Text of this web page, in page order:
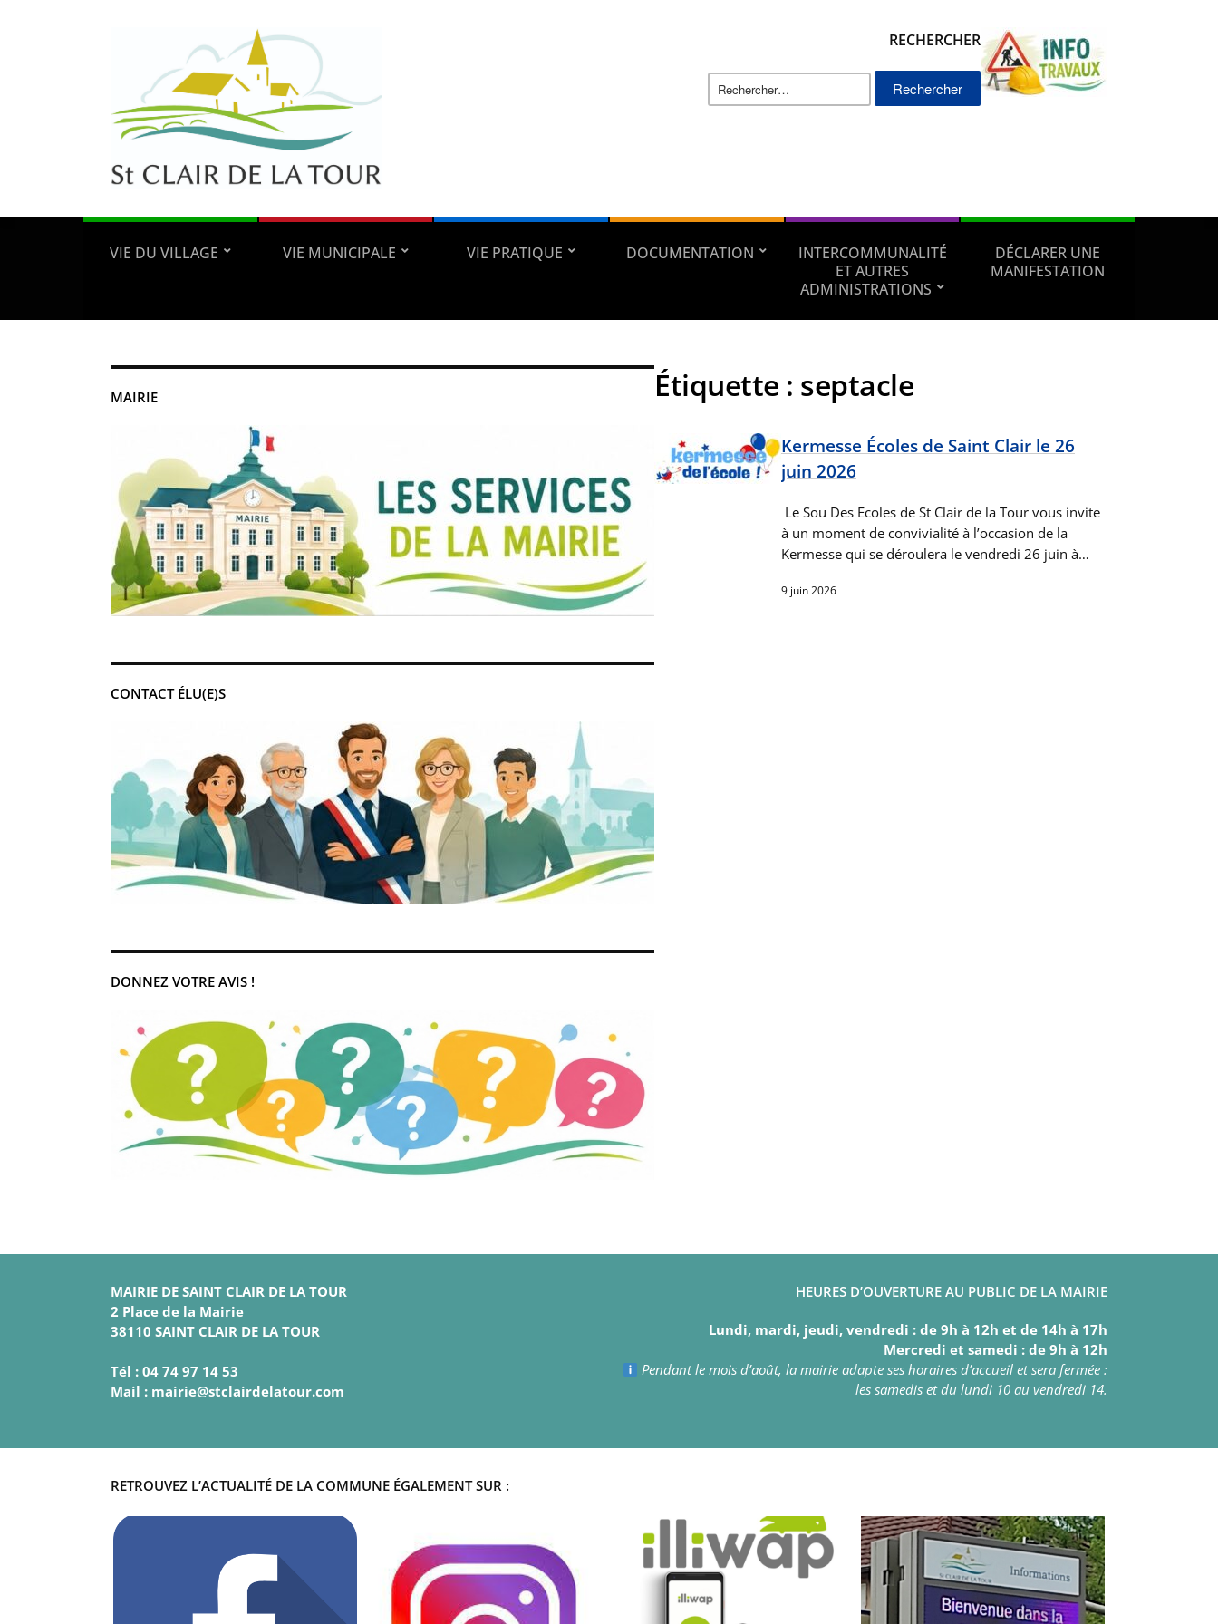
RECHERCHER
Rechercher :
VIE DU VILLAGE VIE MUNICIPALE VIE PRATIQUE DOCUMENTATION
INTERCOMMUNALITÉ
ET AUTRES
ADMINISTRATIONS
DÉCLARER UNE
MANIFESTATION
MAIRIE
CONTACT ÉLU(E)S
DONNEZ VOTRE AVIS !
Étiquette : septacle
Kermesse Écoles de Saint Clair le 26
juin 2026
Le Sou Des Ecoles de St Clair de la Tour vous invite
à un moment de convivialité à l’occasion de la
Kermesse qui se déroulera le vendredi 26 juin à…
9 juin 2026
MAIRIE DE SAINT CLAIR DE LA TOUR
2 Place de la Mairie
38110 SAINT CLAIR DE LA TOUR
Tél : 04 74 97 14 53
Mail : mairie@stclairdelatour.com
HEURES D’OUVERTURE AU PUBLIC DE LA MAIRIE
Lundi, mardi, jeudi, vendredi : de 9h à 12h et de 14h à 17h
Mercredi et samedi : de 9h à 12h
Pendant le mois d’août, la mairie adapte ses horaires d’accueil et sera fermée :
les samedis et du lundi 10 au vendredi 14.
RETROUVEZ L’ACTUALITÉ DE LA COMMUNE ÉGALEMENT SUR :